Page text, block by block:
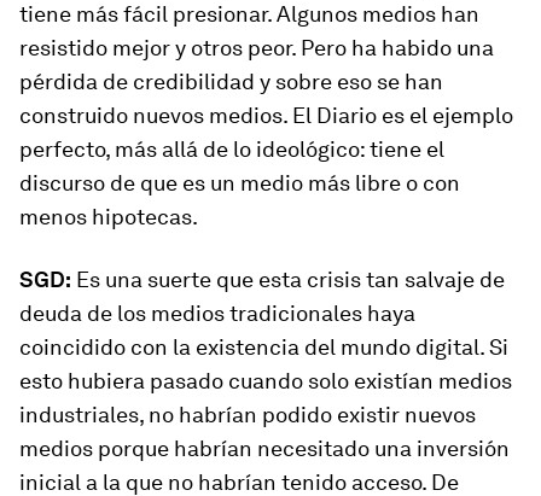
tiene más fácil presionar. Algunos medios han
resistido mejor y otros peor. Pero ha habido una
pérdida de credibilidad y sobre eso se han
construido nuevos medios. El Diario es el ejemplo
perfecto, más allá de lo ideológico: tiene el
discurso de que es un medio más libre o con
menos hipotecas.
SGD: Es una suerte que esta crisis tan salvaje de
deuda de los medios tradicionales haya
coincidido con la existencia del mundo digital. Si
esto hubiera pasado cuando solo existían medios
industriales, no habrían podido existir nuevos
medios porque habrían necesitado una inversión
inicial a la que no habrían tenido acceso. De